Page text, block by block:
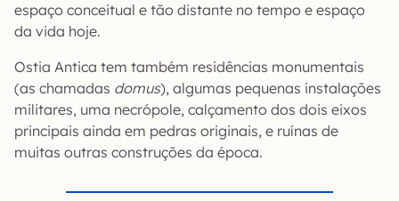
espaço conceitual e tão distante no tempo e espaço
da vida hoje.
Ostia Antica tem também residências monumentais
(as chamadas domus), algumas pequenas instalações
militares, uma necrópole, calçamento dos dois eixos
principais ainda em pedras originais, e ruínas de
muitas outras construções da época.